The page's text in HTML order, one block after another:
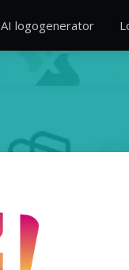
AI logogenerator